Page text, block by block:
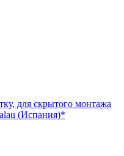
для скрытого монтажа
(Испания)*